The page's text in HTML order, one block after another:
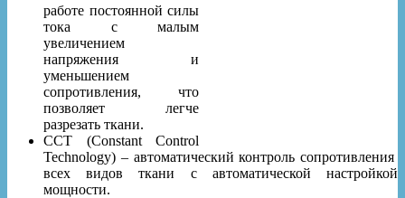
работе постоянной силы
тока с малым
увеличением
напряжения и
уменьшением
сопротивления, что
позволяет легче
разрезать ткани.
ССТ (Constant Control
Technology) – автоматический контроль сопротивления
всех видов ткани с автоматической настройкой
мощности.